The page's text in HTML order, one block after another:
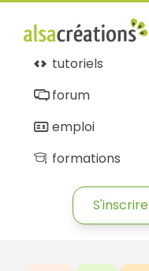
tutoriels
forum
emploi
formations
S'inscrire